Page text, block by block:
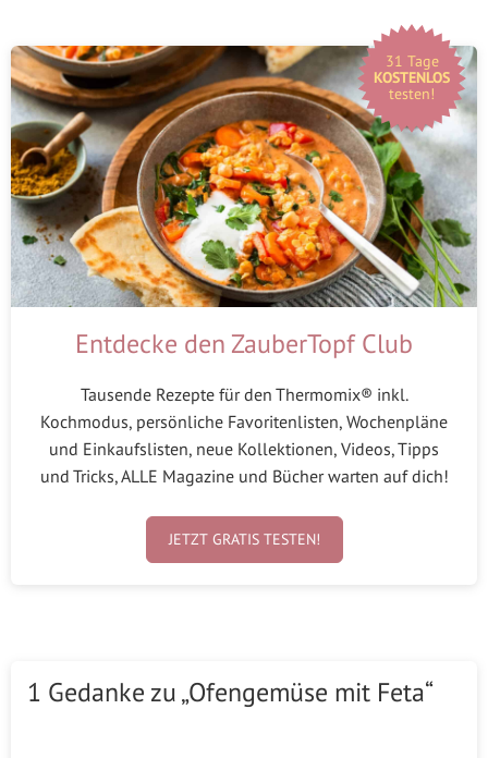
31 Tage
KOSTENLOS
testen!
Entdecke den ZauberTopf Club
Tausende Rezepte für den Thermomix® inkl.
Kochmodus, persönliche Favoritenlisten, Wochenpläne
und Einkaufslisten, neue Kollektionen, Videos, Tipps
und Tricks, ALLE Magazine und Bücher warten auf dich!
JETZT GRATIS TESTEN!
1 Gedanke zu „Ofengemüse mit Feta“